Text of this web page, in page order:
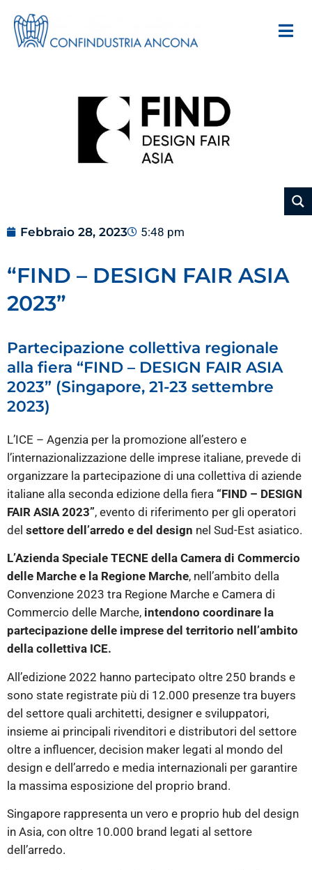
Febbraio 28, 2023 5:48 pm
“FIND – DESIGN FAIR ASIA
2023”
Partecipazione collettiva regionale
alla fiera “FIND – DESIGN FAIR ASIA
2023” (Singapore, 21-23 settembre
2023)
L’ICE – Agenzia per la promozione all’estero e
l’internazionalizzazione delle imprese italiane, prevede di
organizzare la partecipazione di una collettiva di aziende
italiane alla seconda edizione della fiera “FIND – DESIGN
FAIR ASIA 2023”, evento di riferimento per gli operatori
del settore dell’arredo e del design nel Sud-Est asiatico.
L’Azienda Speciale TECNE della Camera di Commercio
delle Marche e la Regione Marche, nell’ambito della
Convenzione 2023 tra Regione Marche e Camera di
Commercio delle Marche, intendono coordinare la
partecipazione delle imprese del territorio nell’ambito
della collettiva ICE.
All’edizione 2022 hanno partecipato oltre 250 brands e
sono state registrate più di 12.000 presenze tra buyers
del settore quali architetti, designer e sviluppatori,
insieme ai principali rivenditori e distributori del settore
oltre a influencer, decision maker legati al mondo del
design e dell’arredo e media internazionali per garantire
la massima esposizione del proprio brand.
Singapore rappresenta un vero e proprio hub del design
in Asia, con oltre 10.000 brand legati al settore
dell’arredo.